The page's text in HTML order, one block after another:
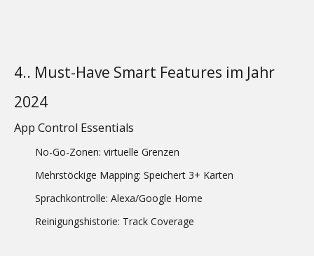
4.. Must-Have Smart Features im Jahr
2024
App Control Essentials
No-Go-Zonen: virtuelle Grenzen
Mehrstöckige Mapping: Speichert 3+ Karten
Sprachkontrolle: Alexa/Google Home
Reinigungshistorie: Track Coverage